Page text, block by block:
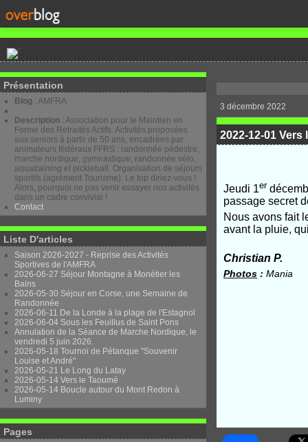
Présentation
Blog : AMFRA
Description : Association pour le Maintien en
Forme des Retraités Actifs. Activités proposées
aux seniors à partir de 50 ans, encadrées par
animateurs fédéraux FFRS : randonnée pédestre,
marche nordique, gymnastique, randonnée vélo,
aquatraining et pickleball. Organisation de séjours
sportifs (agrément Tourisme). Le top diriez-vous !
Alors, pourquoi ne pas venir essayer nos activités
dans un cadre convivial !
Contact
Liste D'articles
Saison 2026-2027 - Reprise des Activités
Sportives de l'AMFRA
2026-06-27 Séjour Montagne à Monétier les
Bains
2026-05-30 Séjour en Corse, une Semaine de
Randonnée
2026-06-11 De la Londe à la plage de l'Estagnol
2026-06-04 Sous les Feuillus de Saint Pons
Annulation de la Séance de Marche Nordique, le
vendredi 5 juin 2026.
2026-05-18 Tournoi de Pétanque "Souvenir
Louise et André"
2026-05-21 Le Long du Latay
2026-05-14 Vers le Taoumé
2026-05-14 Boucle autour du Mont Redon à
Luminy
Pages
3 décembre 2022
2022-12-01
Jeudi 1er
passage secret
Nous avons fait
avant la pluie,
Christian P.
Photos : Mania